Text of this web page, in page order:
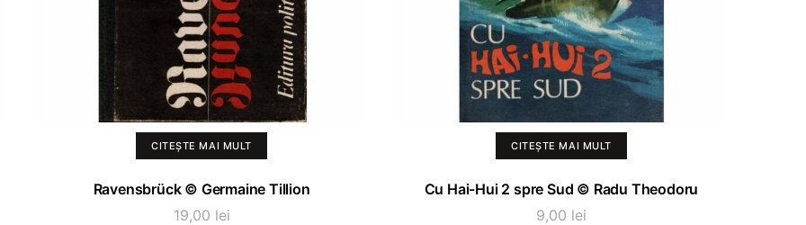
CITEȘTE MAI MULT
Ravensbrück © Germaine Tillion
19,00 lei
CITEȘTE MAI MULT
Cu Hai-Hui 2 spre Sud © Radu Theodoru
9,00 lei